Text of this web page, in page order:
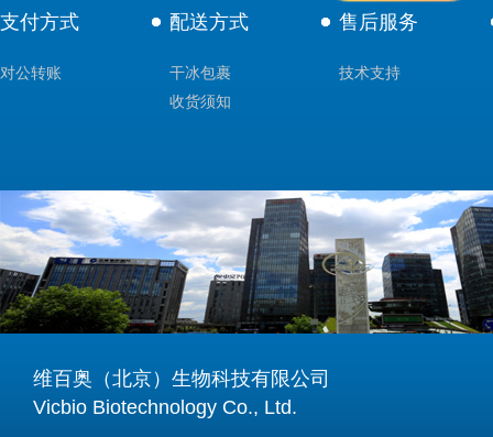
支付方式
对公转账
配送方式
干冰包裹
收货须知
售后服务
技术支持
维百奥（北京）生物科技有限公司
Vicbio Biotechnology Co., Ltd.